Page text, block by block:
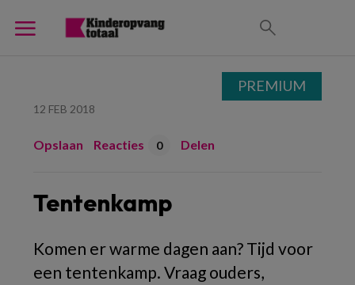
12 FEB 2018
Opslaan Reacties 0 Delen
Tentenkamp
Komen er warme dagen aan? Tijd voor
een tentenkamp. Vraag ouders,
PREMIUM